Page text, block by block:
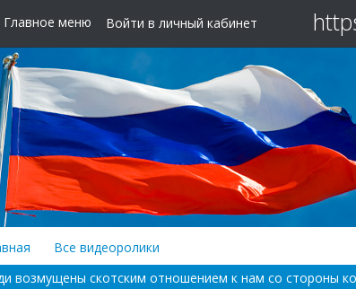
Главное меню Войти в личный кабинет
Все видеоролики
возмущены скотским отношением к нам со стороны